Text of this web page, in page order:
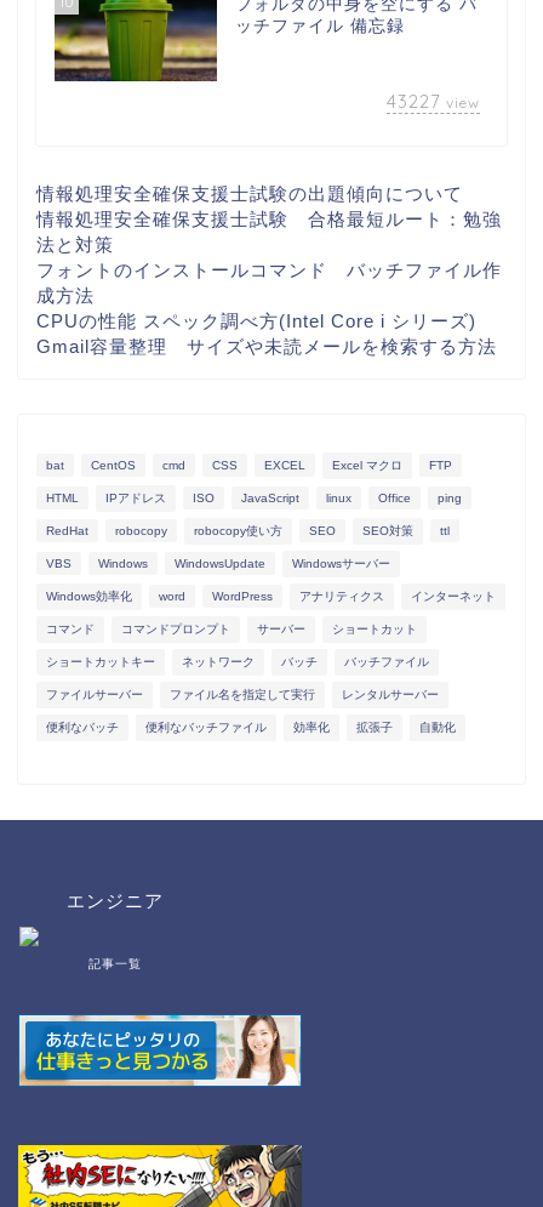
フォルダの中身を空にする バ
ッチファイル 備忘録
43227 view
情報処理安全確保支援士試験の出題傾向について
情報処理安全確保支援士試験 合格最短ルート：勉強
法と対策
フォントのインストールコマンド バッチファイル作
成方法
CPUの性能 スペック調べ方(Intel Core i シリーズ)
Gmail容量整理 サイズや未読メールを検索する方法
bat CentOS cmd CSS EXCEL Excel マクロ FTP
HTML IPアドレス ISO JavaScript linux Office ping
RedHat robocopy robocopy使い方 SEO SEO対策 ttl
VBS Windows WindowsUpdate Windowsサーバー
Windows効率化 word WordPress アナリティクス インターネット
コマンド コマンドプロンプト サーバー ショートカット
ショートカットキー ネットワーク バッチ バッチファイル
ファイルサーバー ファイル名を指定して実行 レンタルサーバー
便利なバッチ 便利なバッチファイル 効率化 拡張子 自動化
エンジニア
記事一覧